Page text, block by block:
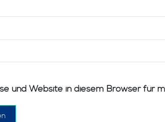
und Website in diesem Browser für